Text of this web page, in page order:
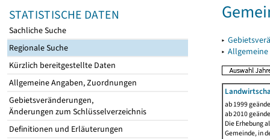
STATISTISCHE DATEN
Sachliche Suche
Regionale Suche
Kürzlich bereitgestellte Daten
Allgemeine Angaben, Zuordnungen
Gebietsveränderungen,
Änderungen zum Schlüsselverzeichnis
Definitionen und Erläuterungen
▸
▸
ab 1999
ab 2010
Die Erhebung
Gemeinde, in